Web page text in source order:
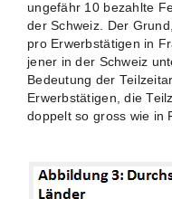
ungefähr 10 bezahlte
der Schweiz. Der
pro Erwerbstätigen in
jener in der Schweiz
Bedeutung der
Erwerbstätigen, die
doppelt so gross wie in